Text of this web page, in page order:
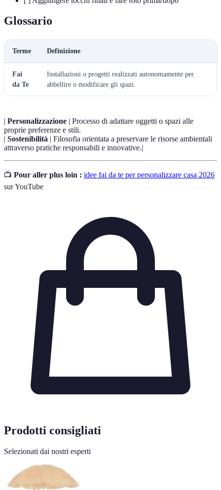
Glossario
Terme Definizione
Fai
da Te
Installazioni o progetti realizzati autonomamente per
abbellire o modificare gli spazi.
Personalizzazione | Processo di adattare oggetti o spazi alle
proprie preferenze e stili.
Sostenibilità | Filosofia orientata a preservare le risorse ambientali
attraverso pratiche responsabili e innovative.|
📺 Pour aller plus loin : idee fai da te per personalizzare casa 2026
sur YouTube
Prodotti consigliati
Selezionati dai nostri esperti